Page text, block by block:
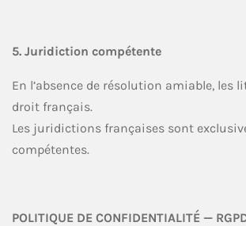
5. Juridiction compétente
En l’absence de résolution amiable, les
droit français.
Les juridictions françaises sont
compétentes.
POLITIQUE DE CONFIDENTIALITÉ —